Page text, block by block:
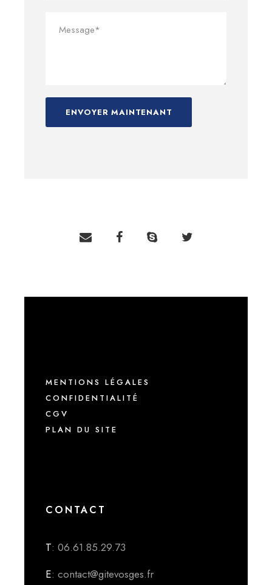
MENTIONS LÉGALES
CONFIDENTIALITÉ
CGV
PLAN DU SITE
CONTACT
T: 06.61.85.29.73
E: contact@gitevosges.fr